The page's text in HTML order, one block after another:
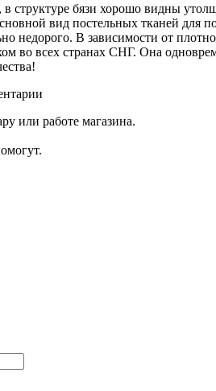
в структуре бязи хорошо видны
вид постельных тканей для
недорого. В зависимости от
во всех странах СНГ. Она
или работе магазина.